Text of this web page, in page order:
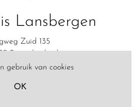
gebruik van cookies
OK
Lansbergen
Zuid 135
06-83111554